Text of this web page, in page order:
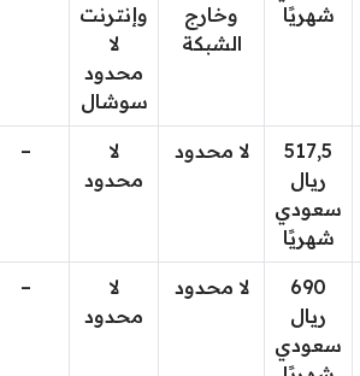
شهريًا
وخارج
الشبكة
وإنترنت
لا
محدود
سوشال
517,5
ريال
سعودي
شهريًا
لا محدود
لا
محدود
–
690
ريال
سعودي
لا محدود
لا
محدود
–